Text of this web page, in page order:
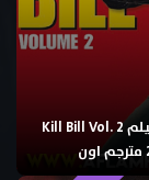
مشاهدة فيلم Kill Bill Vol. 2